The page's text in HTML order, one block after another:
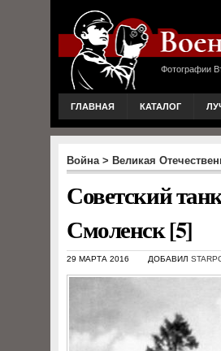
Фотографии
ГЛАВНАЯ КАТАЛОГ
Война> Великая
Советский
Смоленск [5]
29 МАРТА 2016 ДОБАВИЛ